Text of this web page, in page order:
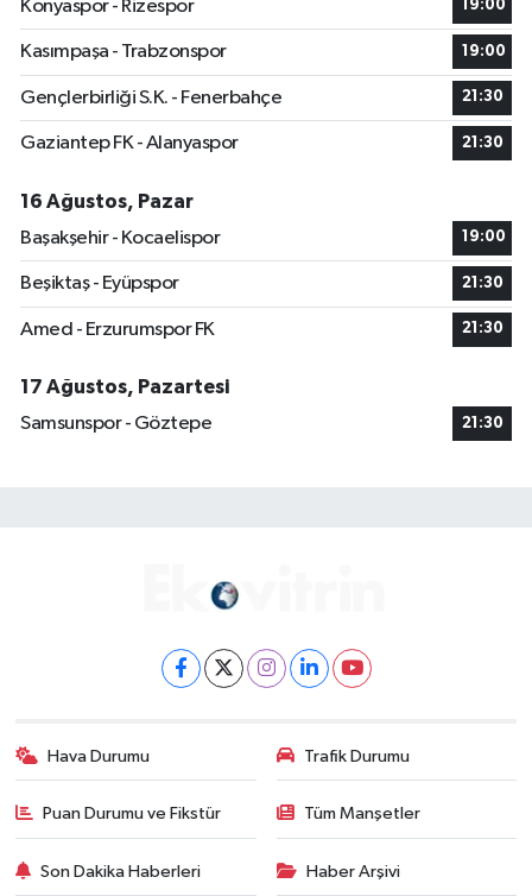
Konyaspor - Rizespor
19:00
Kasımpaşa - Trabzonspor 19:00
Gençlerbirliği S.K. - Fenerbahçe 21:30
Gaziantep FK - Alanyaspor 21:30
16 Ağustos, Pazar
Başakşehir - Kocaelispor
19:00
Beşiktaş - Eyüpspor 21:30
Amed - Erzurumspor FK 21:30
17 Ağustos, Pazartesi
Samsunspor - Göztepe
21:30
Hava Durumu Trafik Durumu
Puan Durumu ve Fikstür Tüm Manşetler
Son Dakika Haberleri Haber Arşivi